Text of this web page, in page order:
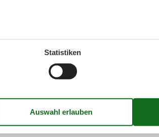
bei bestem Wetter. Die
nicht mitspielen, haben Sie eine
keine Wünsche offen lässt.
oder der Familie. Fällt Ihnen dann
und Attraktionen. Dazu
Badespaß wie in der Therme in
Doch eines haben alle
wunderschöne Strände
an der Ostsee und lassen Sie
Statistiken